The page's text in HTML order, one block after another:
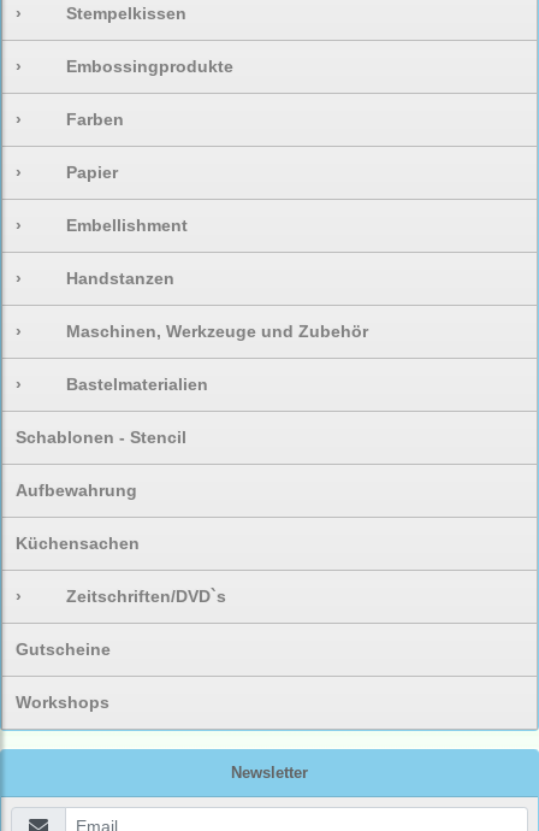
› Stempelkissen
› Embossingprodukte
› Farben
› Papier
› Embellishment
› Handstanzen
› Maschinen, Werkzeuge und Zubehör
› Bastelmaterialien
Schablonen - Stencil
Aufbewahrung
Küchensachen
› Zeitschriften/DVD`s
Gutscheine
Workshops
Newsletter